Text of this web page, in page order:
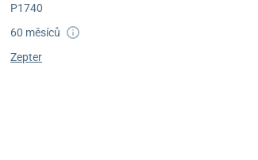
P1740
60 měsíců
Zepter